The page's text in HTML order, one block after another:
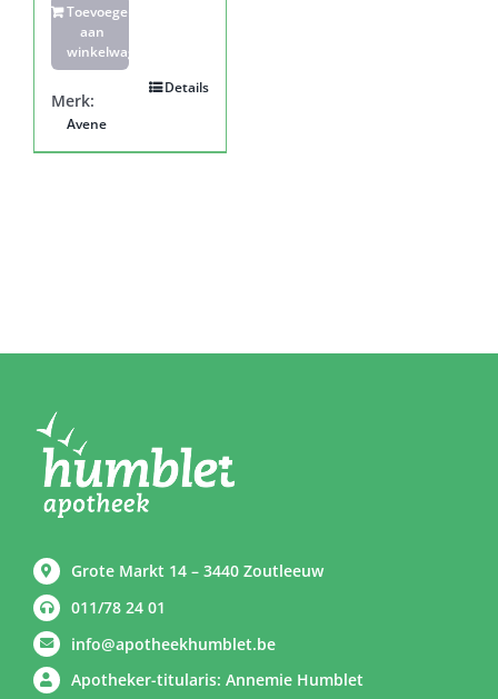
Toevoegen
aan
winkelwagen
Details
Merk:
Avene
Grote Markt 14 – 3440 Zoutleeuw
011/78 24 01
info@apotheekhumblet.be
Apotheker-titularis: Annemie Humblet